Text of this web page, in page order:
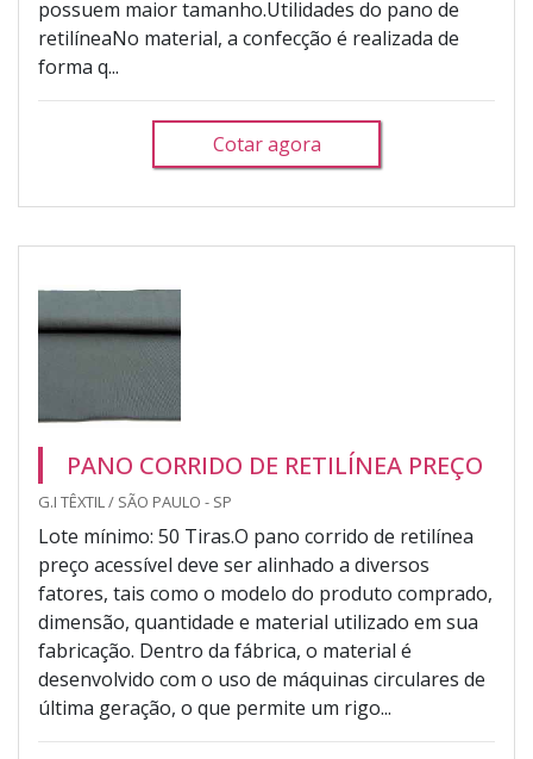
possuem maior tamanho.Utilidades do pano de
retilíneaNo material, a confecção é realizada de
forma q...
Cotar agora
PANO CORRIDO DE RETILÍNEA PREÇO
G.I TÊXTIL / SÃO PAULO - SP
Lote mínimo: 50 Tiras.O pano corrido de retilínea
preço acessível deve ser alinhado a diversos
fatores, tais como o modelo do produto comprado,
dimensão, quantidade e material utilizado em sua
fabricação. Dentro da fábrica, o material é
desenvolvido com o uso de máquinas circulares de
última geração, o que permite um rigo...